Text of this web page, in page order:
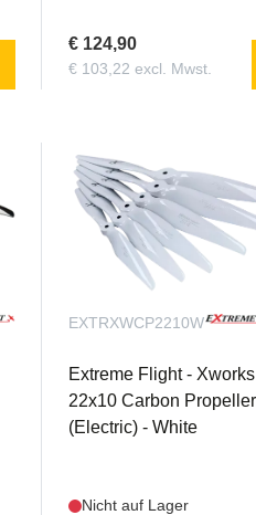
€ 124,90
€ 103,22 excl. Mwst.
EXTRXWCP2210W
Extreme Flight - Xworks
22x10 Carbon Propeller
(Electric) - White
Nicht auf Lager